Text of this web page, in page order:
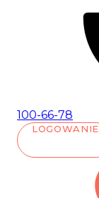
100-66-78
LOGOWANIE